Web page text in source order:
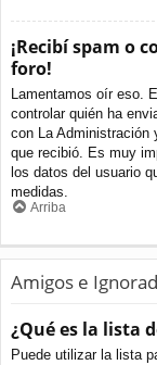
¡Recibí spam o
foro!
Lamentamos oír eso.
controlar quién ha
con La Administración
que recibió. Es muy
los datos del usuario
medidas.
Arriba
Amigos e
¿Qué es la lista
Puede utilizar la lista